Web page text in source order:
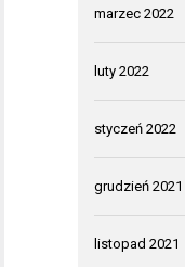
marzec 2022
luty 2022
styczeń 2022
grudzień 2021
listopad 2021